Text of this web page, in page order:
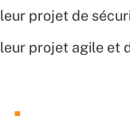
projet de
projet agile et